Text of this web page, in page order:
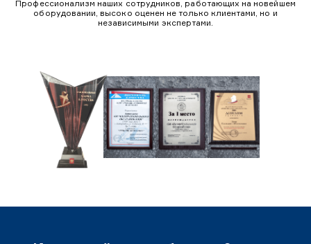
Профессионализм наших сотрудников, работающих на новейшем
оборудовании, высоко оценен не только клиентами, но и
независимыми экспертами.